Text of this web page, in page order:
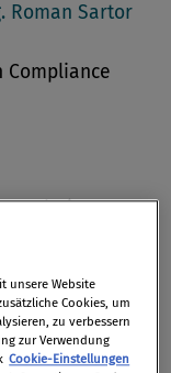
Roman Sartor
Compliance
steht immer
an,
Augenhöhe.
kennt
unsere Website
Cookies, um
zu verbessern
zur Verwendung
Cookie-Einstellungen